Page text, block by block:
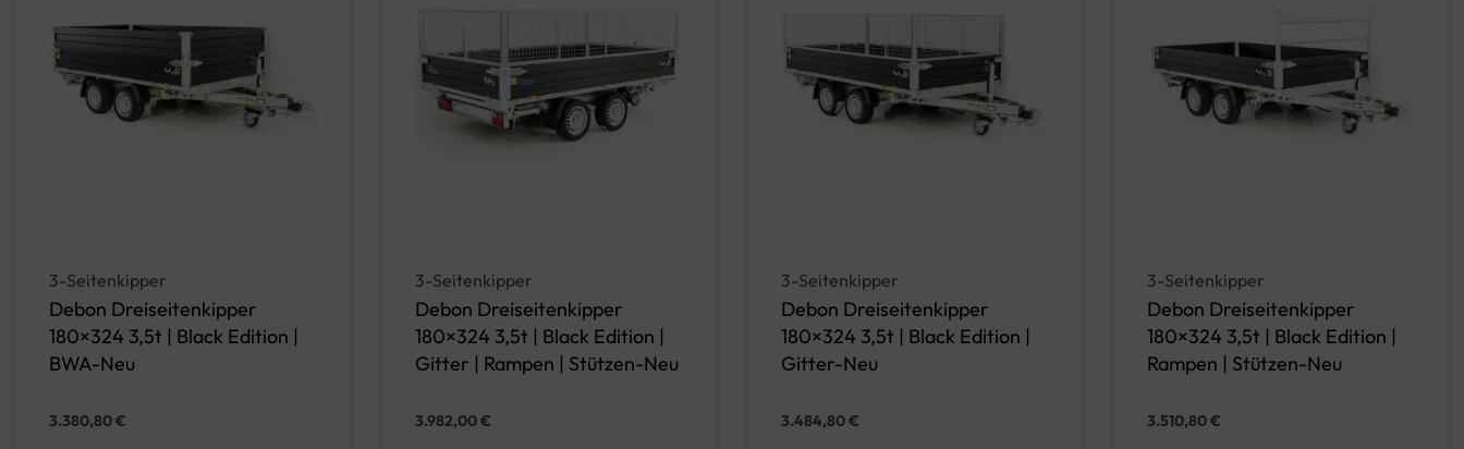
3-Seitenkipper
Debon Dreiseitenkipper
180×324 3,5t | Black Edition |
BWA-Neu
3.380,80€
3-Seitenkipper
Debon Dreiseitenkipper
180×324 3,5t | Black Edition |
Gitter | Rampen | Stützen-Neu
3.982,00€
3-Seitenkipper
Debon Dreiseitenkipper
180×324 3,5t | Black Edition |
Gitter-Neu
3.484,80€
3-Seitenkipper
Debon Dreiseitenkipper
180×324 3,5t | Black Edition |
Rampen | Stützen-Neu
3.510,80€